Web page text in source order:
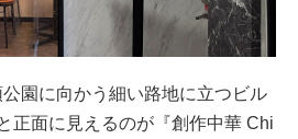
園に向かう細い路地に立つビル
正面に見えるのが『創作中華 Chi